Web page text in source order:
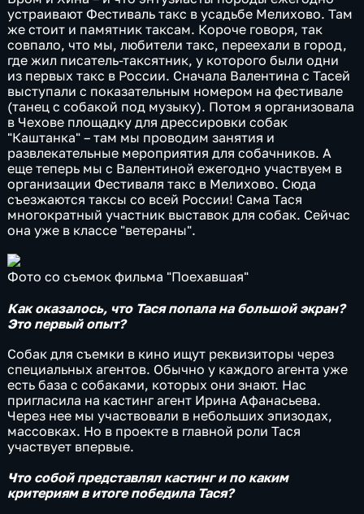
устраивают Фестиваль такс в усадьбе Мелихово. Там
же стоит и памятник таксам. Короче говоря, так
совпало, что мы, любители такс, переехали в город,
где жил писатель-таксятник, у которого были одни
из первых такс в России. Сначала Валентина с Тасей
выступали с показательным номером на фестивале
(танец с собакой под музыку). Потом я организовала
в Чехове площадку для дрессировки собак
"Каштанка" – там мы проводим занятия и
развлекательные мероприятия для собачников. А
еще теперь мы с Валентиной ежегодно участвуем в
организации Фестиваля такс в Мелихово. Сюда
съезжаются таксы со всей России! Сама Тася
многократный участник выставок для собак. Сейчас
она уже в классе "ветераны".
Фото со съемок фильма "Поехавшая"
Как оказалось, что Тася попала на большой экран?
Это первый опыт?
Собак для съемки в кино ищут реквизиторы через
специальных агентов. Обычно у каждого агента уже
есть база с собаками, которых они знают. Нас
пригласила на кастинг агент Ирина Афанасьева.
Через нее мы участвовали в небольших эпизодах,
массовках. Но в проекте в главной роли Тася
участвует впервые.
Что собой представлял кастинг и по каким
критериям в итоге победила Тася?